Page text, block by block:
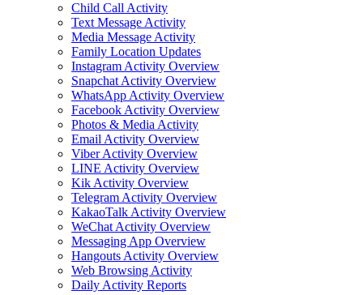
Child Call Activity
Text Message Activity
Media Message Activity
Family Location Updates
Instagram Activity Overview
Snapchat Activity Overview
WhatsApp Activity Overview
Facebook Activity Overview
Photos & Media Activity
Email Activity Overview
Viber Activity Overview
LINE Activity Overview
Kik Activity Overview
Telegram Activity Overview
KakaoTalk Activity Overview
WeChat Activity Overview
Messaging App Overview
Hangouts Activity Overview
Web Browsing Activity
Daily Activity Reports